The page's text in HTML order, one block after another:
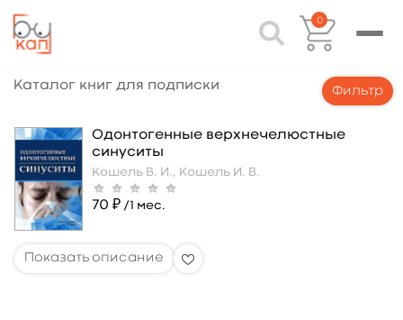
0
Каталог книг для подписки Фильтр
Одонтогенные верхнечелюстные
синуситы
Кошель В. И., Кошель И. В.
70 ₽ /1 мес.